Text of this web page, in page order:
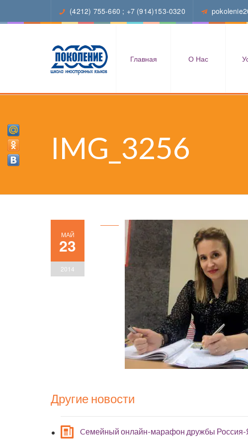
(4212) 755-660 ; +7 (914)153-0320
Главная О Нас
IMG_3256
МАЙ
23
2014
Другие новости
Cемейный онлайн-марафон дружбы